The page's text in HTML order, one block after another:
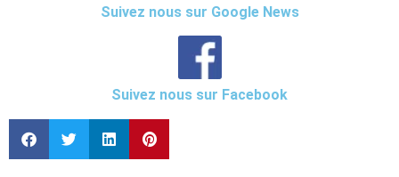
Suivez nous sur Google News
Suivez nous sur Facebook